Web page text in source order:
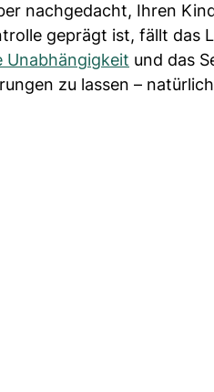
nachgedacht, Ihren
geprägt ist, fällt das
Unabhängigkeit und das
zu lassen –